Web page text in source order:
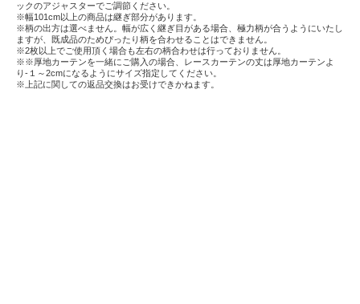
ックのアジャスターでご調節ください。
※幅101cm以上の商品は継ぎ部分があります。
※柄の出方は選べません。幅が広く継ぎ目がある場合、極力柄が合うようにいたし
ますが、既成品のためぴったり柄を合わせることはできません。
※2枚以上でご使用頂く場合も左右の柄合わせは行っておりません。
※※厚地カーテンを一緒にご購入の場合、レースカーテンの丈は厚地カーテンよ
り-１～2cmになるようにサイズ指定してください。
※上記に関しての返品交換はお受けできかねます。